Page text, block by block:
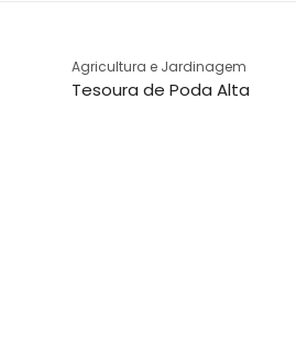
Agricultura e Jardinagem
Tesoura de Poda Alta